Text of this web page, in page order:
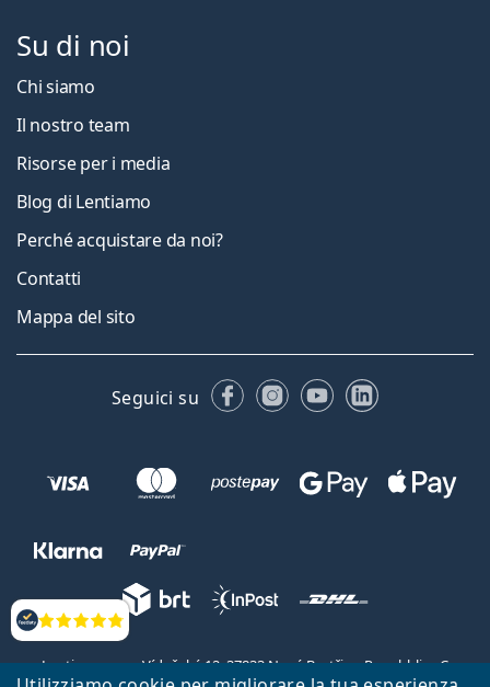
Valutazione
Su di noi
Chi siamo
Il nostro team
Risorse per i media
Blog di Lentiamo
Perché acquistare da noi?
Contatti
Mappa del sito
Seguici su FacebookInstagram
YouTubeLinkedIn
Lentiamo s.r.o., Vídeňská 12, 37833 Nová Bystřice, Repubblica Ceca.